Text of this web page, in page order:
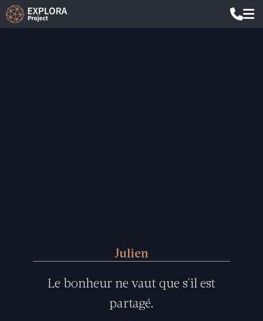
Julien
Le bonheur ne vaut que s'il est
partagé.